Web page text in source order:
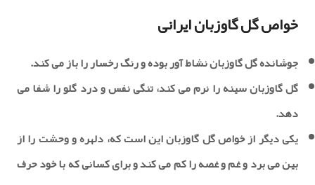
خواص گل گاوزبان ایرانی
جوشانده گل گاوزبان نشاط آور بوده و رنگ رخسار را باز می کند.
گل گاوزبان سینه را نرم می کند، تنگی نفس و درد گلو را شفا می
دهد.
یکی دیگر از خواص گل گاوزبان این است که، دلهره و وحشت را از
بین می برد و غم و غصه را کم می کند و برای کسانی که با خود حرف